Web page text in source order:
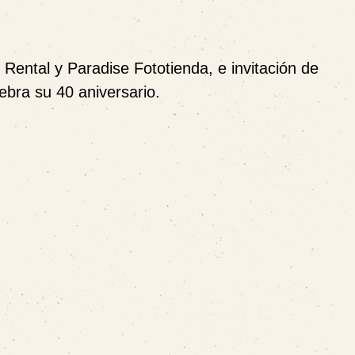
Rental y Paradise Fototienda, e invitación de
su 40 aniversario.